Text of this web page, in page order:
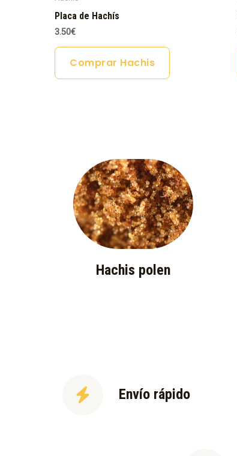
Placa de Hachís
3.50€
Comprar Hachis
Hachis polen
Envío rápido